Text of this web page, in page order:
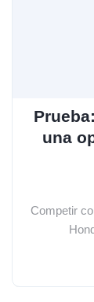
una
Competir